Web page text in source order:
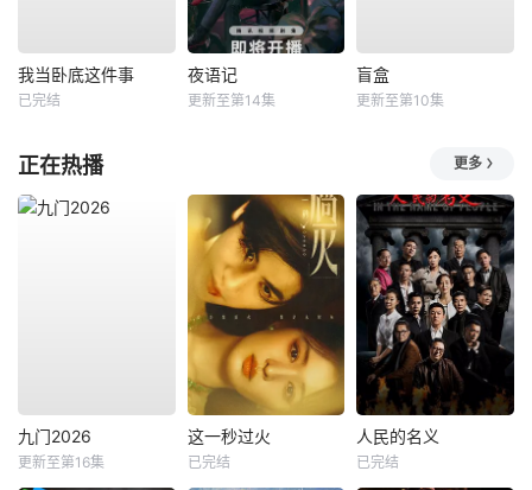
我当卧底这件事
已完结
夜语记
更新至第14集
盲盒
更新至第10集
正在热播 更多
九门2026
更新至第16集
这一秒过火
已完结
人民的名义
已完结